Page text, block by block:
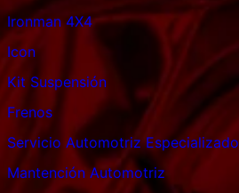
Ironman 4X4
Icon
Kit Suspensión
Frenos
Servicio Automotriz Especializado
Mantención Automotriz